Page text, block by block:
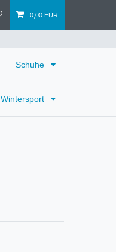
0,00 EUR
Schuhe
Wintersport